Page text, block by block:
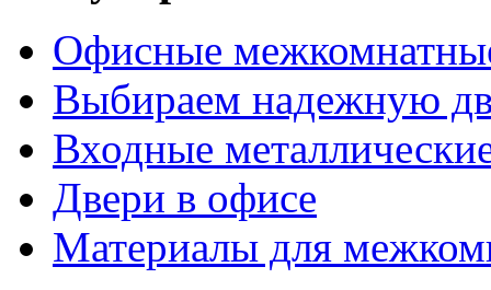
Офисные
Выбираем надежную
Входные
Двери в офисе
Материалы для